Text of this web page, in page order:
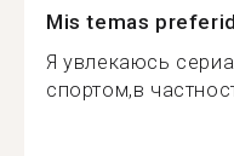
Mis temas
Я увлекаюсь
спортом,в